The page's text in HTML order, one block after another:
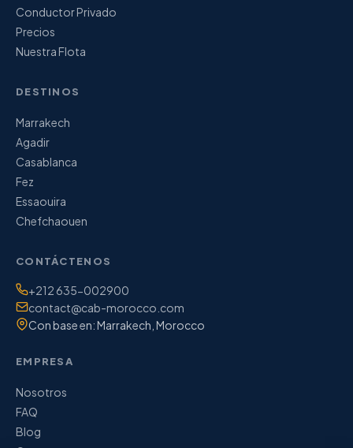
Conductor Privado
Precios
Nuestra Flota
DESTINOS
Marrakech
Agadir
Casablanca
Fez
Essaouira
Chefchaouen
CONTÁCTENOS
Teléfono / WhatsApp:
+212 635-002900
Correo electrónico:
contact@cab-morocco.com
Con base en: Marrakech, Morocco
EMPRESA
Nosotros
FAQ
Blog